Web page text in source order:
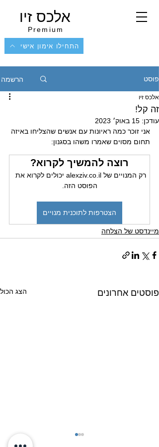
אלכס זיו
Premium
התחילו אימון אישי
פוסט הרשמה
זה קל!
אלכס זיו
עודכן: 15 באוק׳ 2023
אני זוכר כמה ראיונות עם אנשים שהצליחו באיזה
תחום מסוים שאמרו משהו בסגנון:
רוצה להמשיך לקרוא?
רק המנויים של alexziv.co.il יכולים לקרוא את
הפוסט הזה.
הצטרפות לתוכנית מנויים
מיינדסט של הצלחה
פוסטים אחרונים הצג הכול